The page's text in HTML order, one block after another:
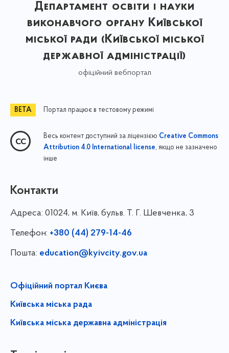
Департамент освіти і науки
виконавчого органу Київської
міської ради (Київської міської
державної адміністрації)
офіційний вебпортал
Портал працює в тестовому режимі
Весь контент доступний за ліцензією Creative Commons
Attribution 4.0 International license, якщо не зазначено
інше
Контакти
Адреса: 01024, м. Київ, бульв. Т. Г. Шевченка, 3
Телефон: +380 (44) 279-14-46
Пошта: education@kyivcity.gov.ua
Офіційний портал Києва
Київська міська рада
Київська міська державна адміністрація